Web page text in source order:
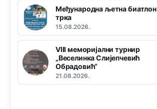
Међународна љетна биатлон
трка
15.08.2026.
VIII меморијални турнир
„Веселинка Слијепчевић
Обрадовић“
21.08.2026.